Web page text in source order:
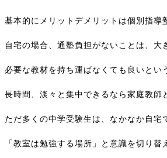
基本的にメリットデメリットは個別指導
自宅の場合、通塾負担がないことは、大
必要な教材を持ち運ばなくても良いとい
長時間、淡々と集中できるなら家庭教師
ただ多くの中学受験生は、なかなか自宅
「教室は勉強する場所」と意識を切り